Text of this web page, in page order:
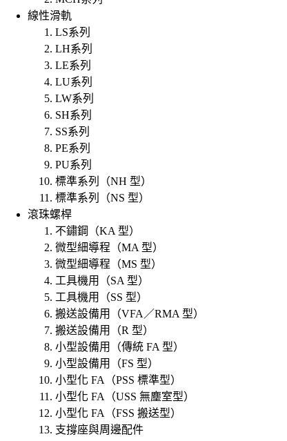
線性滑軌
LS系列
LH系列
LE系列
LU系列
LW系列
SH系列
SS系列
PE系列
PU系列
標準系列（NH 型）
標準系列（NS 型）
滾珠螺桿
不鏽鋼（KA 型）
微型細導程（MA 型）
微型細導程（MS 型）
工具機用（SA 型）
工具機用（SS 型）
搬送設備用（VFA／RMA 型）
搬送設備用（R 型）
小型設備用（傳統 FA 型）
小型設備用（FS 型）
小型化 FA（PSS 標準型）
小型化 FA（USS 無塵室型）
小型化 FA（FSS 搬送型）
支撐座與周邊配件